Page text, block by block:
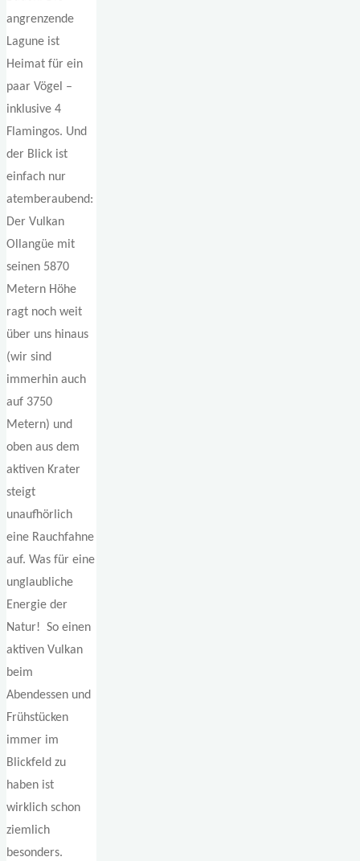
angrenzende
Lagune ist
Heimat für ein
paar Vögel –
inklusive 4
Flamingos. Und
der Blick ist
einfach nur
atemberaubend:
Der Vulkan
Ollangüe mit
seinen 5870
Metern Höhe
ragt noch weit
über uns hinaus
(wir sind
immerhin auch
auf 3750
Metern) und
oben aus dem
aktiven Krater
steigt
unaufhörlich
eine Rauchfahne
auf. Was für eine
unglaubliche
Energie der
Natur! So einen
aktiven Vulkan
beim
Abendessen und
Frühstücken
immer im
Blickfeld zu
haben ist
wirklich schon
ziemlich
besonders.